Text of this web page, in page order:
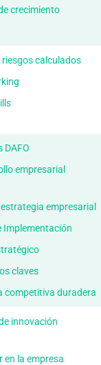
crecimiento
calculados
DAFO
empresarial
empresarial
Implementación
claves
competitiva duradera
innovación
en la empresa